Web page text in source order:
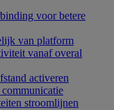
voor betere
van platform
vanaf overal
activeren
stroomlijnen